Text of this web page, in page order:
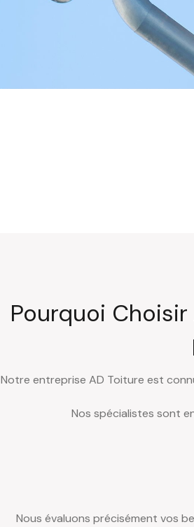
Pourquoi
Notre entreprise AD Toiture est
Nos spécialistes sont
Nous évaluons précisément vos